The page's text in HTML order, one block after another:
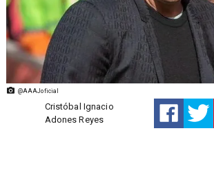
@AAAJoficial
Cristóbal Ignacio
Adones Reyes